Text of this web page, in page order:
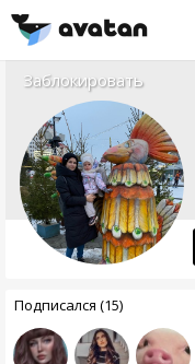
Заблокировать
Подписался (15)